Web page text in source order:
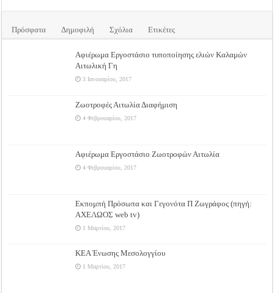
Πρόσφατα Δημοφιλή Σχόλια Ετικέτες
Αφιέρωμα Εργοστάσιο τυποποίησης ελιών Καλαμών
Αιτωλική Γη
3 Ιανουαρίου, 2017
Ζωοτροφές Αιτωλία Διαφήμιση
4 Φεβρουαρίου, 2017
Αφιέρωμα Εργοστάσιο Ζωοτροφών Αιτωλία
4 Φεβρουαρίου, 2017
Εκπομπή Πρόσωπα και Γεγονότα Π Ζωγράφος (πηγή:
ΑΧΕΛΩΟΣ web tv)
1 Μαρτίου, 2017
ΚΕΑ Ένωσης Μεσολογγίου
1 Μαρτίου, 2017